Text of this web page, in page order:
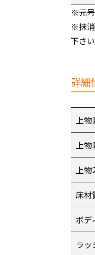
※元
※抹消
下さい
詳細
上
上
上
床材
ボデ
ラッ